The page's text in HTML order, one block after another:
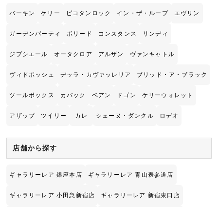
バーキン ケリー ピコタンロック イン・ザ・ループ エヴリン
ガーデンパーティ ボリード コンスタンス リンディ
ジプシエール オータクロア アルザン ヴァンキャトル
ヴィドポッシュ デッラ・カヴァッレリア ブリッド・ア・ブラック
ツールボックス カバック ベアン ドゴン ケリーウォレット
アザップ ツイリー カレ シェーヌ・ダンクル ロデオ
店舗から探す
ギャラリーレア 銀座本店 ギャラリーレア 青山表参道店
ギャラリーレア 小田急新宿店 ギャラリーレア 新宿東口店